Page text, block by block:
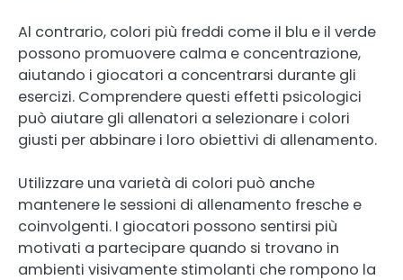
Al contrario, colori più freddi come il blu e il verde
possono promuovere calma e concentrazione,
aiutando i giocatori a concentrarsi durante gli
esercizi. Comprendere questi effetti psicologici
può aiutare gli allenatori a selezionare i colori
giusti per abbinare i loro obiettivi di allenamento.
Utilizzare una varietà di colori può anche
mantenere le sessioni di allenamento fresche e
coinvolgenti. I giocatori possono sentirsi più
motivati a partecipare quando si trovano in
ambienti visivamente stimolanti che rompono la